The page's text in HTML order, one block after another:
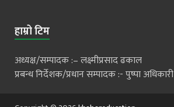
हाम्रो टिम
अध्यक्ष/सम्पादक :– लक्ष्मीप्रसाद ढकाल
प्रबन्ध निर्देशक/प्रधान सम्पादक :- पुष्पा अधिकारी